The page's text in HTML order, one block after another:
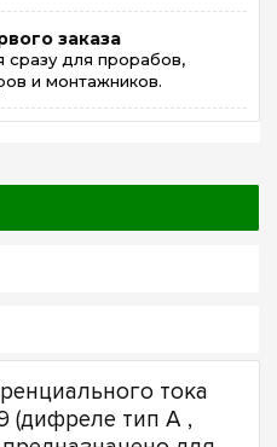
заказа
сразу для прорабов,
и монтажников.
тока
(дифреле тип А ,